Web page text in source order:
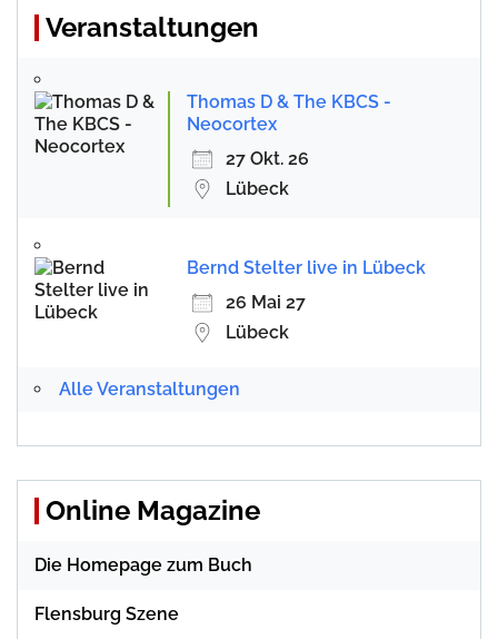
Veranstaltungen
Thomas D & The KBCS -
Neocortex
27 Okt. 26
Lübeck
Bernd Stelter live in Lübeck
26 Mai 27
Lübeck
Alle Veranstaltungen
Online Magazine
Die Homepage zum Buch
Flensburg Szene